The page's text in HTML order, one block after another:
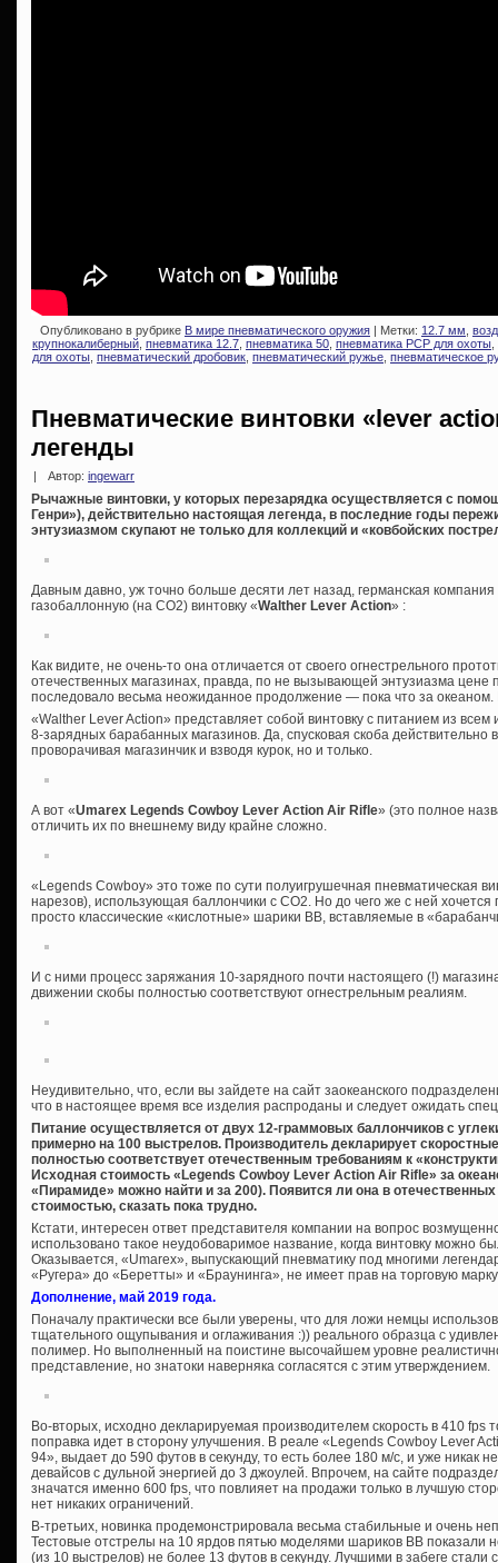
Опубликовано в рубрике В мире пневматического оружия | Метки: 12.7 мм
крупнокалиберный пневматика 12.7 пневматика 50 пневматика PCP для охоты
для охоты пневматический дробовик пневматический ружье пневматическое
Пневматические винтовки «lever
легенды
| Автор: ingewarr
Рычажные винтовки, у которых перезарядка осуществляется с
Генри»), действительно настоящая легенда, в последние годы
энтузиазмом скупают не только для коллекций и «ковбойских
Давным давно, уж точно больше десяти лет назад, германская
газобаллонную (на СО2) винтовку «Walther Lever Action» :
Как видите, не очень-то она отличается от своего огнестрельного
отечественных магазинах, правда, по не вызывающей энтузиазма цене
последовало весьма неожиданное продолжение — пока что за океаном.
«Walther Lever Action» представляет собой винтовку с питанием из
8-зарядных барабанных магазинов. Да, спусковая скоба
проворачивая магазинчик и взводя курок, но и только.
А вот «Umarex Legends Cowboy Lever Action Air Rifle» (это полное
отличить их по внешнему виду крайне сложно.
«Legends Cowboy» это тоже по сути полуигрушечная пневматическая
нарезов), использующая баллончики с СО2. Но до чего же с ней хочется
просто классические «кислотные» шарики ВВ, вставляемые в
И с ними процесс заряжания 10-зарядного почти настоящего (!)
движении скобы полностью соответствуют огнестрельным реалиям.
Неудивительно, что, если вы зайдете на сайт заокеанского
что в настоящее время все изделия распроданы и следует ожидать
Питание осуществляется от двух 12-граммовых баллончиков с
примерно на 100 выстрелов. Производитель декларирует
полностью соответствует отечественным требованиям к
Исходная стоимость «Legends Cowboy Lever Action Air Rifle» за
«Пирамиде» можно найти и за 200). Появится ли она в
стоимостью, сказать пока трудно.
Кстати, интересен ответ представителя компании на вопрос
использовано такое неудобоваримое название, когда винтовку можно
Оказывается, «Umarex», выпускающий пневматику под многими
«Ругера» до «Беретты» и «Браунинга», не имеет прав на торговую
Дополнение, май 2019 года.
Поначалу практически все были уверены, что для ложи немцы
тщательного ощупывания и оглаживания :)) реального образца с
полимер. Но выполненный на поистине высочайшем уровне
представление, но знатоки наверняка согласятся с этим утверждением.
Во-вторых, исходно декларируемая производителем скорость в 410 fps
поправка идет в сторону улучшения. В реале «Legends Cowboy Lever
94», выдает до 590 футов в секунду, то есть более 180 м/с, и уже никак
девайсов с дульной энергией до 3 джоулей. Впрочем, на сайте
значатся именно 600 fps, что повлияет на продажи только в лучшую
нет никаких ограничений.
В-третьих, новинка продемонстрировала весьма стабильные и очень
Тестовые отстрелы на 10 ярдов пятью моделями шариков ВВ показали
(из 10 выстрелов) не более 13 футов в секунду. Лучшими в забеге